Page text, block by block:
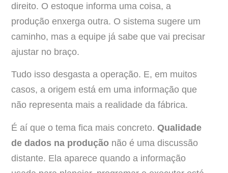
direito. O estoque informa uma coisa, a
produção enxerga outra. O sistema sugere um
caminho, mas a equipe já sabe que vai precisar
ajustar no braço.
Tudo isso desgasta a operação. E, em muitos
casos, a origem está em uma informação que
não representa mais a realidade da fábrica.
É aí que o tema fica mais concreto. Qualidade
de dados na produção não é uma discussão
distante. Ela aparece quando a informação